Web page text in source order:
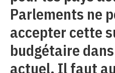
Parlements ne
accepter cette
budgétaire
actuel. Il faut